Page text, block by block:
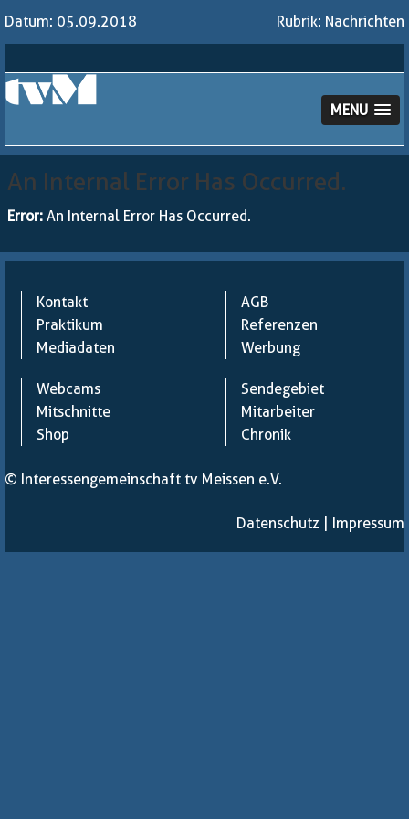
Datum: 05.09.2018 Rubrik: Nachrichten
MENU
An Internal Error Has Occurred.
Error: An Internal Error Has Occurred.
Kontakt
Praktikum
Mediadaten
AGB
Referenzen
Werbung
Webcams
Mitschnitte
Shop
Sendegebiet
Mitarbeiter
Chronik
© Interessengemeinschaft tv Meissen e.V.
Datenschutz Impressum